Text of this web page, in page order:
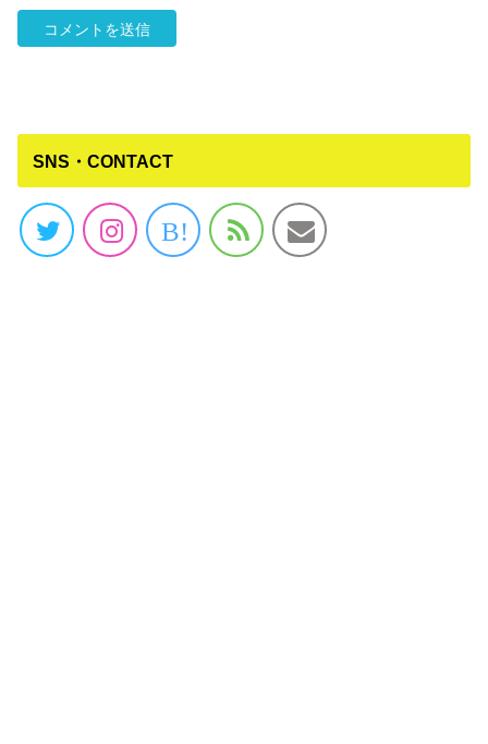
SNS・CONTACT
B!